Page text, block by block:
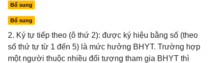
Bổ sung
Bổ sung
2. Ký tự tiếp theo (ô thứ 2): được ký hiệu bằng số (theo
số thứ tự từ 1 đến 5) là mức hưởng BHYT. Trường hợp
một người thuộc nhiều đối tượng tham gia BHYT thì